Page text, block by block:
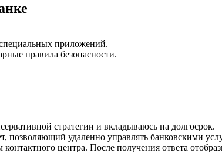
приложений.
правила безопасности.
стратегии и вкладываюсь на долгосрок.
позволяющий удаленно управлять банковскими
центра. После получения ответа